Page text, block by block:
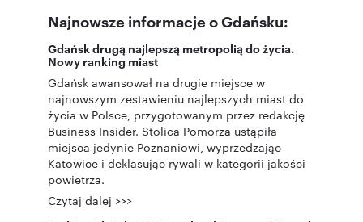
Najnowsze informacje o Gdańsku:
Gdańsk drugą najlepszą metropolią do życia.
Nowy ranking miast
Gdańsk awansował na drugie miejsce w
najnowszym zestawieniu najlepszych miast do
życia w Polsce, przygotowanym przez redakcję
Business Insider. Stolica Pomorza ustąpiła
miejsca jedynie Poznaniowi, wyprzedzając
Katowice i deklasując rywali w kategorii jakości
powietrza.
Czytaj dalej >>>